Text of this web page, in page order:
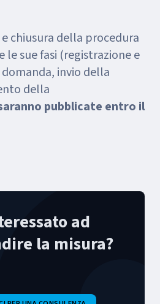
chiusura della procedura
sue fasi (registrazione e
invio della
della
pubblicate entro il
ad
la misura?